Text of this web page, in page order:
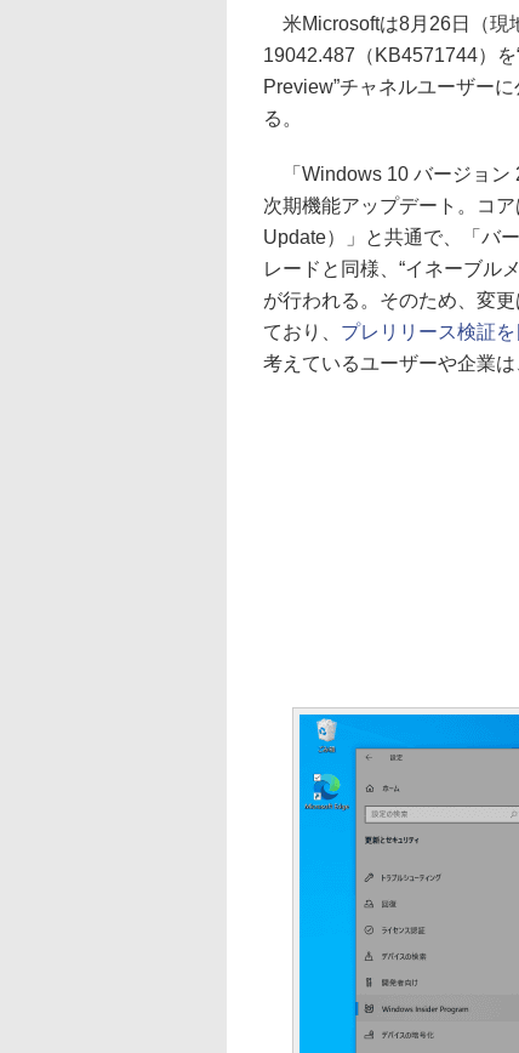
米Microsoftは8月26日（現
19042.487（KB4571744）を
Preview”チャネルユーザー
る。
「Windows 10 バージョン
次期機能アップデート。コ
Update）」と共通で、「バ
レードと同様、“イネーブル
が行われる。そのため、変
ており、 プレリリース検証
考えているユーザーや企業